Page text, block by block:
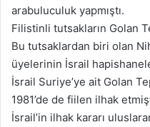
arabuluculuk yapmıştı.
Filistinli tutsakların Golan
Bu tutsaklardan biri olan
üyelerinin İsrail
İsrail Suriye’ye ait Golan
1981’de de fiilen ilhak
İsrail’in ilhak kararı